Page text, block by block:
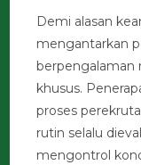
Demi alasan
mengantarkan
berpengalaman
khusus.
proses
rutin selalu
mengontrol